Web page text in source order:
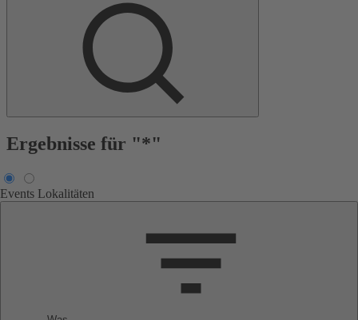
Ergebnisse für "*"
Events Lokalitäten